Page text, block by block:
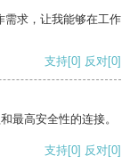
需求，让我能够在工作
支持[0] 反对[0]
最高安全性的连接。
支持[0] 反对[0]